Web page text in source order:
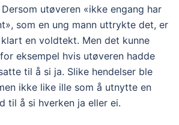
utøveren «ikke engang har
som en ung mann uttrykte det, er
en voldtekt. Men det kunne
eksempel hvis utøveren hadde
til å si ja. Slike hendelser ble
ikke like ille som å utnytte en
til å si hverken ja eller ei.